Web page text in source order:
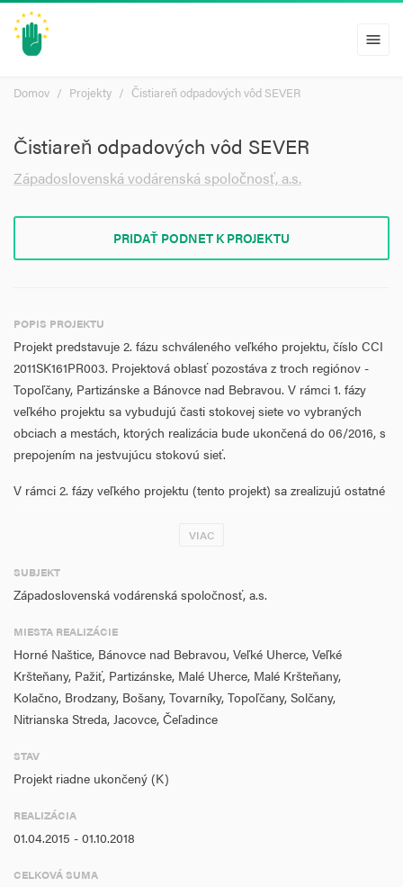
menu
Domov Projekty Čistiareň odpadových vôd SEVER
Čistiareň odpadových vôd SEVER
Západoslovenská vodárenská spoločnosť, a.s.
PRIDAŤ PODNET K PROJEKTU
POPIS PROJEKTU
Projekt predstavuje 2. fázu schváleného veľkého projektu, číslo CCI
2011SK161PR003. Projektová oblasť pozostáva z troch regiónov -
Topoľčany, Partizánske a Bánovce nad Bebravou. V rámci 1. fázy
veľkého projektu sa vybudujú časti stokovej siete vo vybraných
obciach a mestách, ktorých realizácia bude ukončená do 06/2016, s
prepojením na jestvujúcu stokovú sieť.
V rámci 2. fázy veľkého projektu (tento projekt) sa zrealizujú ostatné
Projekt pozostáva z 2 hlavných aktivít - v rámci aktivity sa dobudujú
45,37 km, v rámci aktivity sa rozšíria a intenzifikujú 3 komunálne
ČOV Topoľčany, Partizánske a Bánovce nad Bebravou s celkovou
za účelom dosiahnutia limitných ukazovateľov znečistenia
odpadových vôd na odtoku v súlade s Nariadením vlády č.
269/2010 Z.z. a smernicou Rady 91/271/EHS o čistení komunálnych
odpadových vôd. Realizáciou projektu sa zvýši kvalita životného
prostredia a dosiahne súlad s Koncepciou vodohospodárskej
politiky SR, so strategickými dokumentami a legislatívou EÚ.
VIAC
SUBJEKT
Západoslovenská vodárenská spoločnosť, a.s.
MIESTA REALIZÁCIE
Horné Naštice, Bánovce nad Bebravou, Veľké Uherce, Veľké
Kršteňany, Pažiť, Partizánske, Malé Uherce, Malé Kršteňany,
Kolačno, Brodzany, Bošany, Tovarníky, Topoľčany, Solčany,
Nitrianska Streda, Jacovce, Čeľadince
STAV
Projekt riadne ukončený (K)
REALIZÁCIA
01.04.2015 - 01.10.2018
CELKOVÁ SUMA